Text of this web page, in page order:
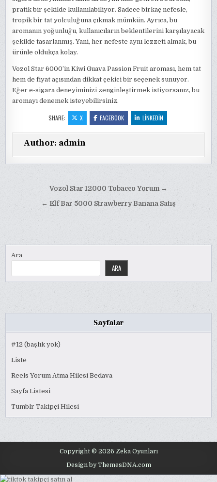
pratik bir şekilde kullanılabiliyor. Sadece birkaç nefesle,
tropik bir tat yolculuğuna çıkmak mümkün. Ayrıca, bu
aromanın yoğunluğu, kullanıcıların beklentilerini karşılayacak
şekilde tasarlanmış. Yani, her nefeste aynı lezzeti almak, bu
ürünle oldukça kolay.
Vozol Star 6000’in Kiwi Guava Passion Fruit aroması, hem tat
hem de fiyat açısından dikkat çekici bir seçenek sunuyor.
Eğer e-sigara deneyiminizi zenginleştirmek istiyorsanız, bu
aromayı denemek isteyebilirsiniz.
SHARE: X FACEBOOK LINKEDIN
Author: admin
gezinmesi
Vozol Star 12000 Tobacco Yorum →
← Elf Bar 5000 Strawberry Banana Satış
Ara
ARA
Sayfalar
#12 (başlık yok)
Liste
Reels Yorum Atma Hilesi Bedava
Sayfa Listesi
Tumblr Takipçi Hilesi
Copyright © 2026 Zeka Oyunları
Design by ThemesDNA.com